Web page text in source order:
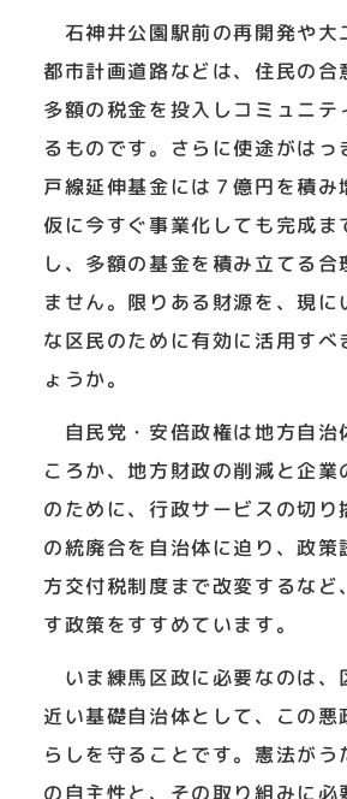
石神井公園駅前の再開発や大
都市計画道路などは、住民の合
多額の税金を投入しコミュニテ
るものです。さらに使途がはっ
戸線延伸基金には７億円を積み
仮に今すぐ事業化しても完成ま
し、多額の基金を積み立てる合
ません。限りある財源を、現に
な区民のために有効に活用すべ
ょうか。
自民党・安倍政権は地方自治
ころか、地方財政の削減と企業
のために、行政サービスの切り
の統廃合を自治体に迫り、政策
方交付税制度まで改変するなど
す政策をすすめています。
いま練馬区政に必要なのは、
近い基礎自治体として、この悪
らしを守ることです。憲法がう
の自主性と、その取り組みに必